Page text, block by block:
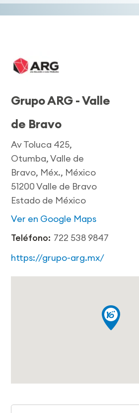
Grupo ARG - Valle
de Bravo
Av Toluca 425,
Otumba, Valle de
Bravo, Méx., México
51200 Valle de Bravo
Estado de México
Ver en Google Maps
Teléfono: 722 538 9847
https://grupo-arg.mx/